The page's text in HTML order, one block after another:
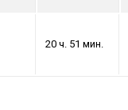
20 ч. 51 мин.